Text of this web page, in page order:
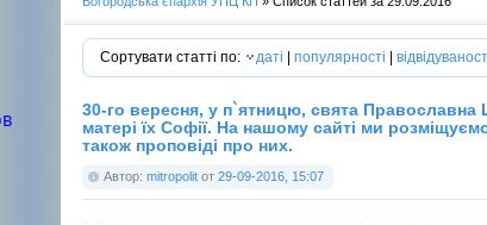
Сортувати статті по: даті | популярності |
30-го вересня, у п`ятницю, свята Православна
матері їх Софії. На нашому сайті ми
також проповіді про них.
Автор: mitropolit от 29-09-2016, 15:07